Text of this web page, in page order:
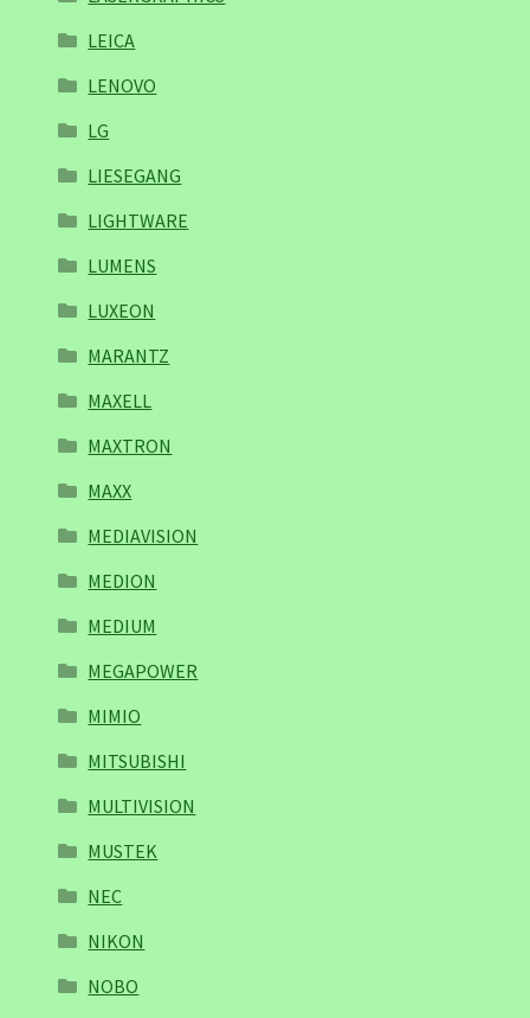
LEICA
LENOVO
LG
LIESEGANG
LIGHTWARE
LUMENS
LUXEON
MARANTZ
MAXELL
MAXTRON
MAXX
MEDIAVISION
MEDION
MEDIUM
MEGAPOWER
MIMIO
MITSUBISHI
MULTIVISION
MUSTEK
NEC
NIKON
NOBO